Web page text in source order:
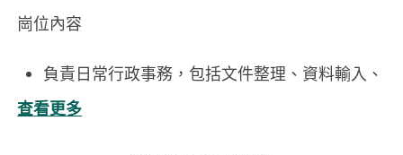
崗位內容
負責日常行政事務，包括文件整理、資料輸入、
影印及傳真等基本文書工作。
協助處理來電及來訪接待，保持前臺區域整潔有
查看更多